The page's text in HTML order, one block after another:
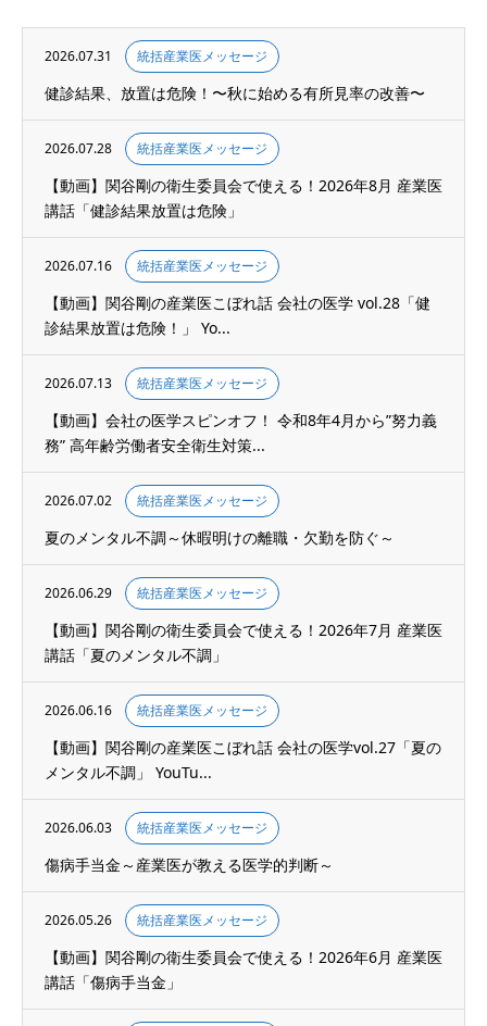
2026.07.31 統括産業医メッセージ
健診結果、放置は危険！〜秋に始める有所見率の改善〜
2026.07.28 統括産業医メッセージ
【動画】関谷剛の衛生委員会で使える！2026年8月 産業医
講話「健診結果放置は危険」
2026.07.16 統括産業医メッセージ
【動画】関谷剛の産業医こぼれ話 会社の医学 vol.28「健
診結果放置は危険！」 Yo...
2026.07.13 統括産業医メッセージ
【動画】会社の医学スピンオフ！ 令和8年4月から”努力義
務” 高年齢労働者安全衛生対策...
2026.07.02 統括産業医メッセージ
夏のメンタル不調～休暇明けの離職・欠勤を防ぐ～
2026.06.29 統括産業医メッセージ
【動画】関谷剛の衛生委員会で使える！2026年7月 産業医
講話「夏のメンタル不調」
2026.06.16 統括産業医メッセージ
【動画】関谷剛の産業医こぼれ話 会社の医学vol.27「夏の
メンタル不調」 YouTu...
2026.06.03 統括産業医メッセージ
傷病手当金～産業医が教える医学的判断～
2026.05.26 統括産業医メッセージ
【動画】関谷剛の衛生委員会で使える！2026年6月 産業医
講話「傷病手当金」